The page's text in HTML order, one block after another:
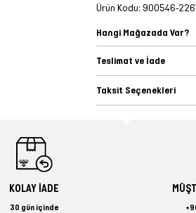
Ürün Kodu: 900546-
Hangi Mağazada Var?
Teslimat ve İade
Taksit Seçenekleri
KOLAY İADE
30 gün içinde